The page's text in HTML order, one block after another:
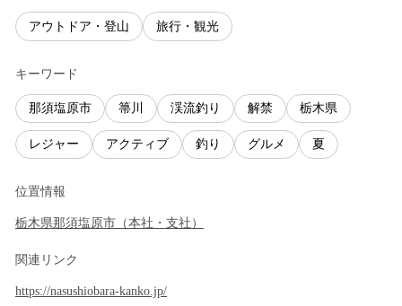
アウトドア・登山 旅行・観光
キーワード
那須塩原市 箒川 渓流釣り 解禁 栃木県
レジャー アクティブ 釣り グルメ 夏
位置情報
栃木県那須塩原市 （本社・支社 ）
関連リンク
https://nasushiobara-kanko.jp/